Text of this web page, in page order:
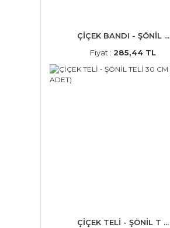
ÇİÇEK BANDI - ŞÖNİL ...
Fiyat :285,44 TL
ÇİÇEK TELİ - ŞÖNİL T ...